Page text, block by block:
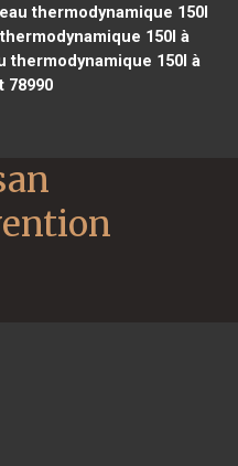
thermodynamique 150l
150l à
thermodynamique 150l à
78990